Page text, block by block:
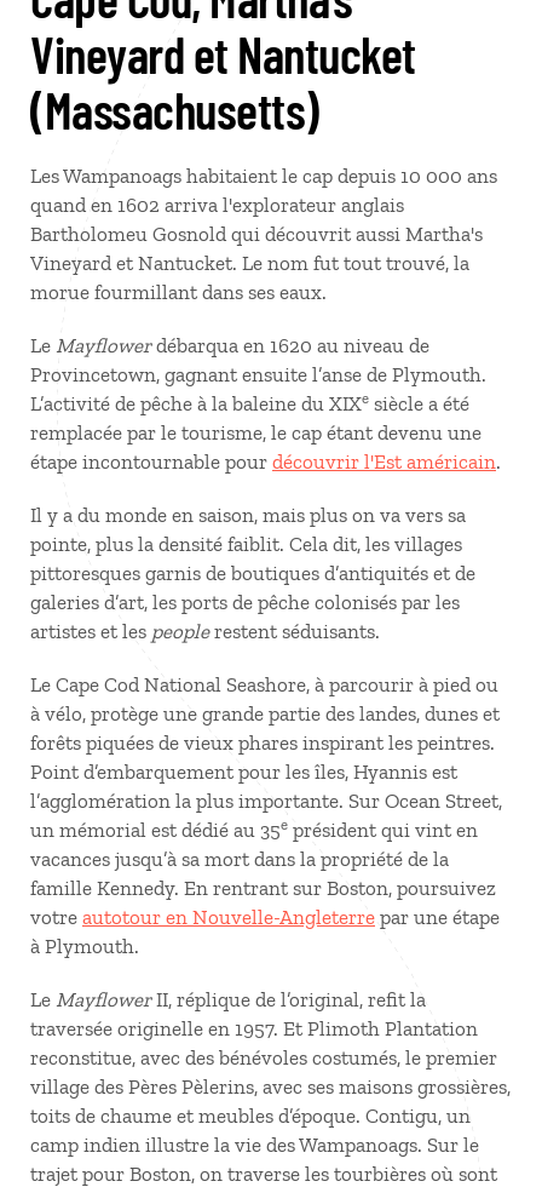
Vineyard et Nantucket
(Massachusetts)
Les Wampanoags habitaient le cap depuis 10 000 ans
quand en 1602 arriva l'explorateur anglais
Bartholomeu Gosnold qui découvrit aussi Martha's
Vineyard et Nantucket. Le nom fut tout trouvé, la
morue fourmillant dans ses eaux.
Le Mayflowerdébarqua en 1620 au niveau de
Provincetown, gagnant ensuite l’anse de Plymouth.
L’activité de pêche à la baleine du XIXe siècle a été
remplacée par le tourisme, le cap étant devenu une
étape incontournable pour découvrir l'Est américain.
Il y a du monde en saison, mais plus on va vers sa
pointe, plus la densité faiblit. Cela dit, les villages
pittoresques garnis de boutiques d’antiquités et de
galeries d’art, les ports de pêche colonisés par les
artistes et les peoplerestent séduisants.
Le Cape Cod National Seashore, à parcourir à pied ou
à vélo, protège une grande partie des landes, dunes et
forêts piquées de vieux phares inspirant les peintres.
Point d’embarquement pour les îles, Hyannis est
l’agglomération la plus importante. Sur Ocean Street,
un mémorial est dédié au 35e président qui vint en
vacances jusqu’à sa mort dans la propriété de la
famille Kennedy. En rentrant sur Boston, poursuivez
votre autotour en Nouvelle-Angleterre par une étape
à Plymouth.
Le MayflowerII, réplique de l’original, refit la
traversée originelle en 1957. Et Plimoth Plantation
reconstitue, avec des bénévoles costumés, le premier
village des Pères Pèlerins, avec ses maisons grossières,
toits de chaume et meubles d’époque. Contigu, un
camp indien illustre la vie des Wampanoags. Sur le
trajet pour Boston, on traverse les tourbières où sont